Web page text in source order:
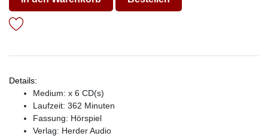
Details:
Medium: x 6 CD(s)
Laufzeit: 362 Minuten
Fassung: Hörspiel
Verlag: Herder Audio